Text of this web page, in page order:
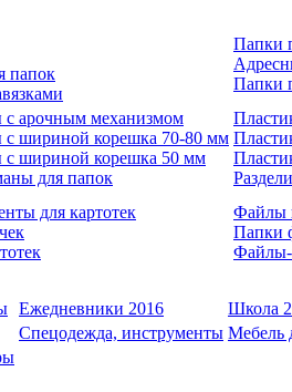
папок
Папки
Папки
с арочным механизмом
с шириной корешка 70-80 мм
с шириной корешка 50 мм
для папок
для картотек
Файлы
Папки
Ежедневники 2016
Школа
Спецодежда, инструменты Мебель